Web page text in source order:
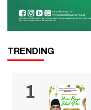
TRENDING